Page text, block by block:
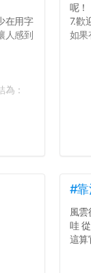
在用字
人感到
：
呢！
7.歡
如果
#
風
哇
這算